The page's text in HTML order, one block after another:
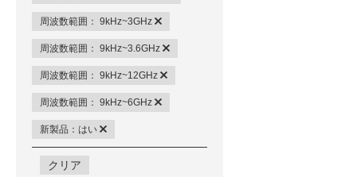
周波数範囲： 9kHz~3GHz
周波数範囲： 9kHz~3.6GHz
周波数範囲： 9kHz~12GHz
周波数範囲： 9kHz~6GHz
新製品：はい
クリア